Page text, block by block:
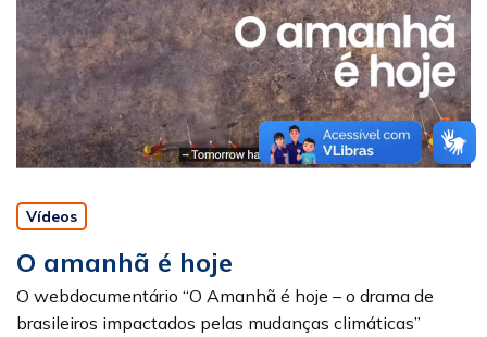
Vídeos
O amanhã é hoje
O webdocumentário “O Amanhã é hoje – o drama de
brasileiros impactados pelas mudanças climáticas”